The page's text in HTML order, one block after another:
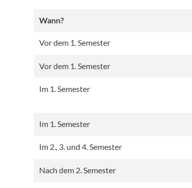
Wann?
Vor dem 1. Semester
Vor dem 1. Semester
Im 1. Semester
Im 1. Semester
Im 2., 3. und 4. Semester
Nach dem 2. Semester